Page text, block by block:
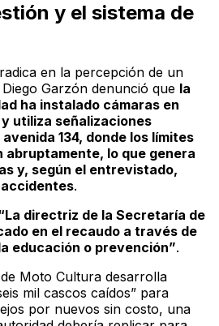
y el sistema de
en la percepción de un
Garzón denunció que la
ha instalado cámaras en
utiliza señalizaciones
134, donde los límites
abruptamente, lo que genera
y, según el entrevistado,
.
directriz de la Secretaría de
en el recaudo a través de
educación o prevención”.
Moto Cultura desarrolla
mil cascos caídos” para
por nuevos sin costo, una